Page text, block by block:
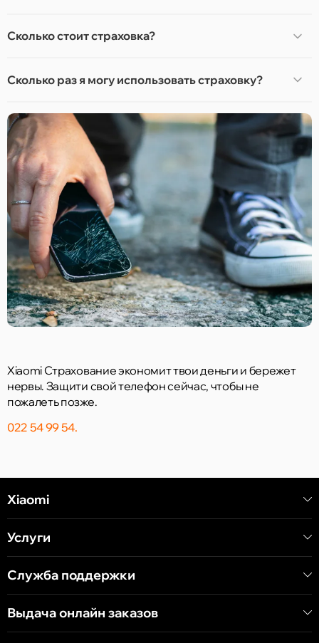
Сколько стоит страховка?
Сколько раз я могу использовать страховку?
Xiaomi Страхование экономит твои деньги и бережет
нервы. Защити свой телефон сейчас, чтобы не
пожалеть позже.
022 54 99 54.
Xiaomi
Услуги
Служба поддержки
Выдача онлайн заказов